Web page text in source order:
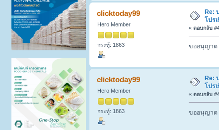
clicktoday99
Hero Member
กระทู้: 1863
Re:
โปร
« ตอบกลับ
ขออนุญาต
clicktoday99
Hero Member
กระทู้: 1863
Re:
โปร
« ตอบกลับ
ขออนุญาต